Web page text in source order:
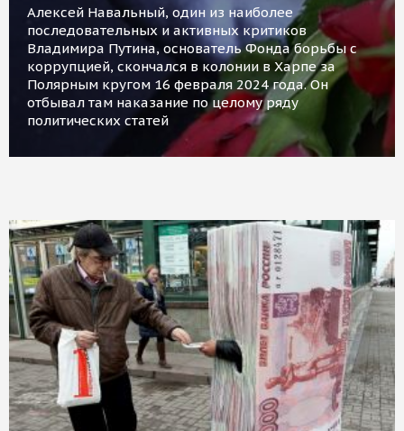
Алексей Навальный, один из наиболее
последовательных и активных критиков
Владимира Путина, основатель Фонда борьбы с
коррупцией, скончался в колонии в Харпе за
Полярным кругом 16 февраля 2024 года. Он
отбывал там наказание по целому ряду
политических статей